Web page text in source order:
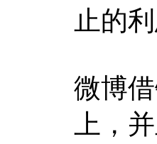
止的
微博
上，